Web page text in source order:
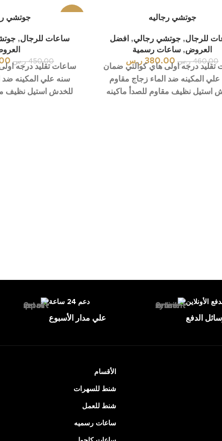
جوتشي رجاليه
للرجال, جوتشي رجالي, افضل
العروض, ساعات رسمية
460.00 ر.س 380.00 ر.س
تقليد درجه اولى هاي كوالتي ضمان
المكينه ضد الماء زجاج مقاوم
استيل نظيف مقاوم للصدأ ماكينه
جوتشي
ساعات للرجال,
450.00 ر.س
ساعات تقليد درجه
سنه علي المكينه ضد
للخدش استيل نظيف
الأونلاين
الدفع
دعم 24 ساعة
علي مدار الأسبوع
الأقسام
شنط للسهرات
شنط للعمل
ساعات رسميه